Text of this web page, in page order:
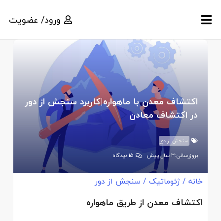
ورود/ عضویت
اکتشاف معدن با ماهواره|کاربرد سنجش از دور
در اکتشاف معادن
سنجش از دور
بروزرسانی:3 سال پیش 15دیدگاه
خانه /ژئوماتیک / سنجش از دور
اکتشاف معدن از طریق ماهواره